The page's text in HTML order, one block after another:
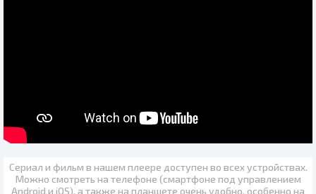
Сериал и фильм в нашем плеере доступен во всех устройствах.
Можно смотреть на телефоне (смартфоне под управлением
Android и iOS), а также на планшете очень удобно, особенно на